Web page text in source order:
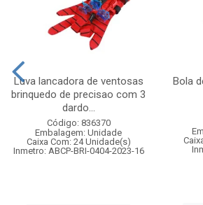
Luva lancadora de ventosas
brinquedo de precisao com 3
dardo...
Código: 836370
Embalagem: Unidade
Caixa Com: 24 Unidade(s)
Inmetro: ABCP-BRI-0404-2023-16
Bola